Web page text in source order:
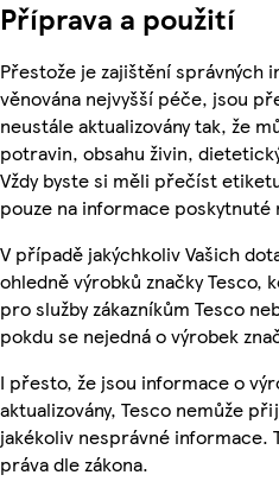
Příprava a použití
Přestože je zajištění správných
věnována nejvyšší péče, jsou
neustále aktualizovány tak, že
potravin, obsahu živin,
Vždy byste si měli přečíst
pouze na informace
V případě jakýchkoliv Vašich
ohledně výrobků značky
pro služby zákazníkům Tesco
pokdu se nejedná o výrobek
I přesto, že jsou informace o
aktualizovány, Tesco nemůže
jakékoliv nesprávné informace.
práva dle zákona.